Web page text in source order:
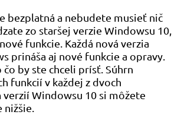
bezplatná a nebudete musieť nič
zo staršej verzie Windowsu 10,
funkcie. Každá nová verzia
prináša aj nové funkcie a opravy.
by ste chceli prísť. Súhrn
funkcií v každej z dvoch
Windowsu 10 si môžete
nižšie.